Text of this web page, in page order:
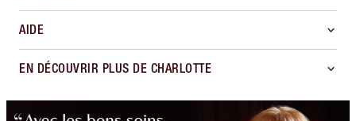
AIDE
EN DÉCOUVRIR PLUS DE CHARLOTTE